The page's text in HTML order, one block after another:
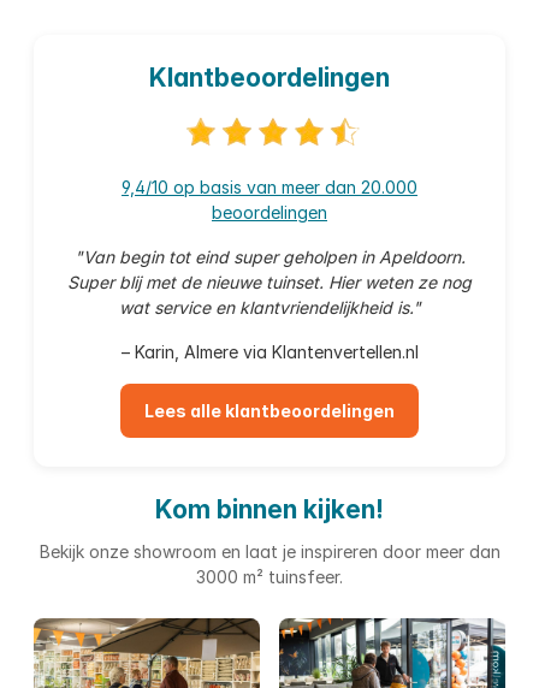
Klantbeoordelingen
9,4/10 op basis van meer dan 20.000
beoordelingen
"Van begin tot eind super geholpen in Apeldoorn.
Super blij met de nieuwe tuinset. Hier weten ze nog
wat service en klantvriendelijkheid is."
– Karin, Almere via Klantenvertellen.nl
Lees alle klantbeoordelingen
Kom binnen kijken!
Bekijk onze showroom en laat je inspireren door meer dan
3000 m² tuinsfeer.